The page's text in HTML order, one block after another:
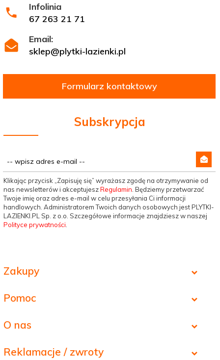
Infolinia
67 263 21 71
Email:
sklep@plytki-lazienki.pl
Formularz kontaktowy
Subskrypcja
Klikając przycisk „Zapisuję się” wyrażasz zgodę na otrzymywanie od
nas newsletterów i akceptujeszRegulamin . Będziemy przetwarzać
Twoje imię oraz adres e-mail w celu przesyłania Ci informacji
handlowych. Administratorem Twoich danych osobowych jest PLYTKI-
LAZIENKI.PL Sp. z o.o. Szczegółowe informacje znajdziesz w naszej
Polityce prywatności
Zakupy
Pomoc
O nas
Reklamacje / zwroty